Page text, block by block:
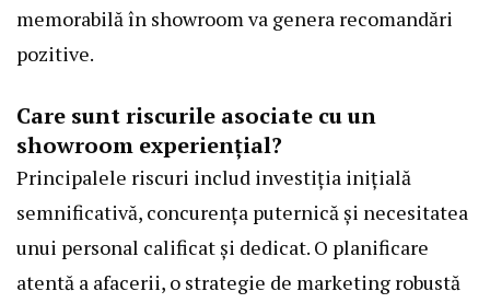
memorabilă în showroom va genera recomandări
pozitive.
Care sunt riscurile asociate cu un
showroom experiențial?
Principalele riscuri includ investiția inițială
semnificativă, concurența puternică și necesitatea
unui personal calificat și dedicat. O planificare
atentă a afacerii, o strategie de marketing robustă